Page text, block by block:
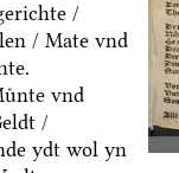
/
/ Mate vnd
vnd
/
ydt wol yn